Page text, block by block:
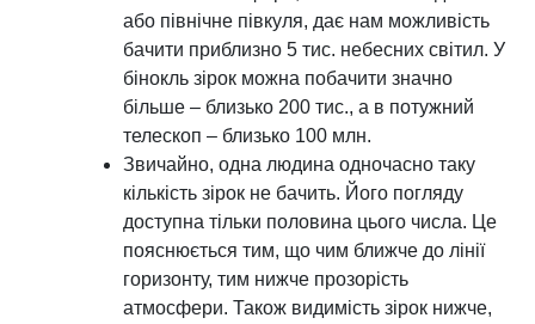
або північне півкуля, дає нам можливість
бачити приблизно 5 тис. небесних світил. У
бінокль зірок можна побачити значно
більше – близько 200 тис., а в потужний
телескоп – близько 100 млн.
Звичайно, одна людина одночасно таку
кількість зірок не бачить. Його погляду
доступна тільки половина цього числа. Це
пояснюється тим, що чим ближче до лінії
горизонту, тим нижче прозорість
атмосфери. Також видимість зірок нижче,